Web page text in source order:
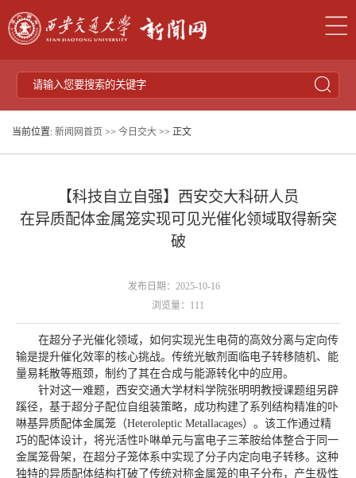
当前位置: 新闻网首页 >> 今日交大 >> 正文
【科技自立自强】西安交大科研人员
在异质配体金属笼实现可见光催化领域取得新突
破
发布日期：2025-10-16
浏览量： 111
在超分子光催化领域，如何实现光生电荷的高效分离与定向传
输是提升催化效率的核心挑战。传统光敏剂面临电子转移随机、能
量易耗散等瓶颈，制约了其在合成与能源转化中的应用。
针对这一难题，西安交通大学材料学院张明明教授课题组另辟
蹊径，基于超分子配位自组装策略，成功构建了系列结构精准的卟
啉基异质配体金属笼（Heteroleptic Metallacages）。该工作通过精
巧的配体设计，将光活性卟啉单元与富电子三苯胺给体整合于同一
金属笼骨架，在超分子笼体系中实现了分子内定向电子转移。这种
独特的异质配体结构打破了传统对称金属笼的电子分布，产生极性